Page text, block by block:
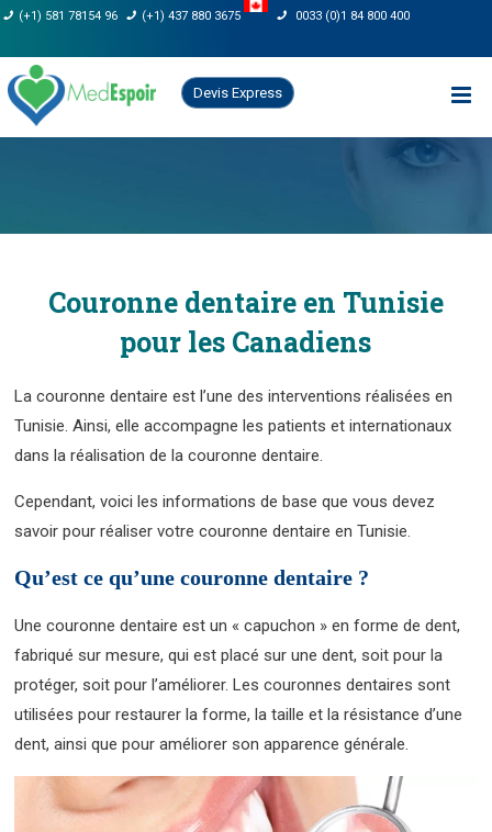
Skip
content
(+1) 581 78154 96 (+1) 437 880 3675 0033 (0)1 84 800 400
Devis Express
Couronne dentaire en Tunisie
pour les Canadiens
La couronne dentaire est l’une des interventions réalisées en
Tunisie. Ainsi, elle accompagne les patients et internationaux
dans la réalisation de la couronne dentaire.
Cependant, voici les informations de base que vous devez
savoir pour réaliser votre couronne dentaire en Tunisie.
Qu’est ce qu’une couronne dentaire ?
Une couronne dentaire est un « capuchon » en forme de dent,
fabriqué sur mesure, qui est placé sur une dent, soit pour la
protéger, soit pour l’améliorer. Les couronnes dentaires sont
utilisées pour restaurer la forme, la taille et la résistance d’une
dent, ainsi que pour améliorer son apparence générale.